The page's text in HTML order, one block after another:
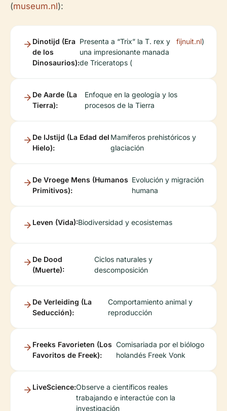
(museum.nl):
Dinotijd (Era
de los
Dinosaurios):
Presenta a “Trix” la T. rex y
una impresionante manada
de Triceratops (
fijnuit.nl)
De Aarde (La
Tierra):
Enfoque en la geología y los
procesos de la Tierra
De IJstijd (La Edad del
Hielo):
Mamíferos prehistóricos y
glaciación
De Vroege Mens (Humanos
Primitivos):
Evolución y migración
humana
Leven (Vida):Biodiversidad y ecosistemas
De Dood
(Muerte):
Ciclos naturales y
descomposición
De Verleiding (La
Seducción):
Comportamiento animal y
reproducción
Freeks Favorieten (Los
Favoritos de Freek):
Comisariada por el biólogo
holandés Freek Vonk
LiveScience:Observe a científicos reales
trabajando e interactúe con la
investigación